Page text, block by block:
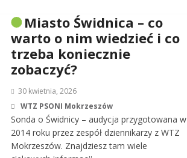
Miasto Świdnica – co
warto o nim wiedzieć i co
trzeba koniecznie
zobaczyć?
30 kwietnia, 2026
WTZ PSONI Mokrzeszów
Sonda o Świdnicy – audycja przygotowana w
2014 roku przez zespół dziennikarzy z WTZ
Mokrzeszów. Znajdziesz tam wiele